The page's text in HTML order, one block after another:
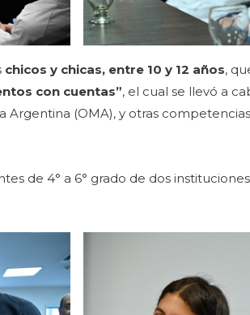
chicos y chicas, entre 10 y 12 años,
con cuentas”, el cual se llevó a
Argentina (OMA), y otras competencias
de 4° a 6° grado de dos